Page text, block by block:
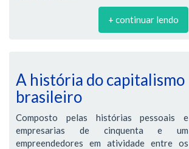
+ continuar lendo
A história do capitalismo
brasileiro
Composto pelas histórias pessoais e
empresarias de cinquenta e um
empreendedores em atividade entre os